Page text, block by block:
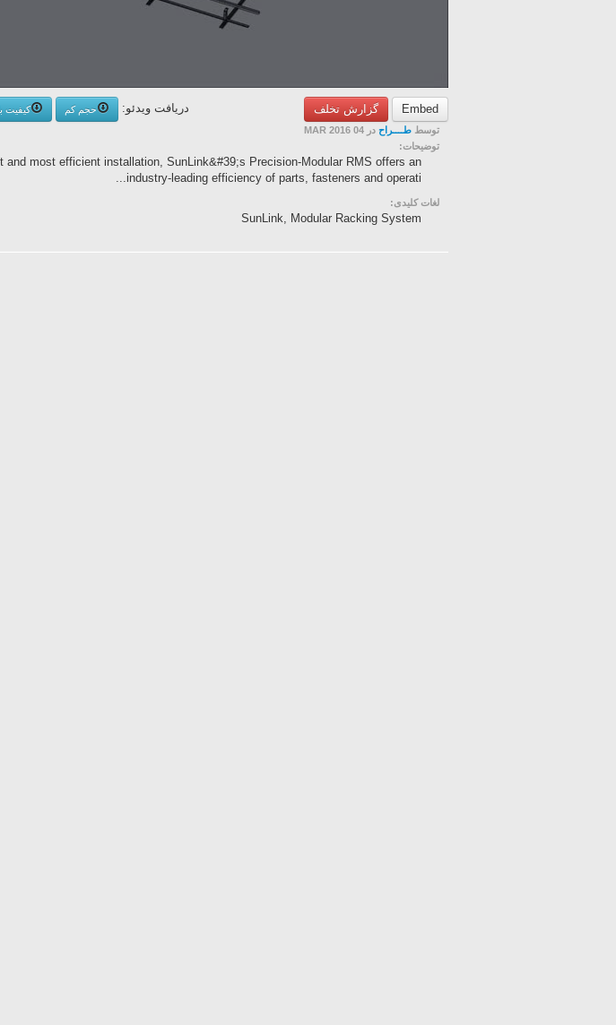
Embed گزارش تخلف دریافت ویدئو: حجم کم
کیفیت
توسط طــــراح در 04 MAR 2016
توضیحات:
and most efficient installation, SunLink&#39;s Precision-Modular RMS offers an
industry-leading efficiency of parts, fasteners and operati...
لغات کلیدی:
SunLink, Modular Racking System